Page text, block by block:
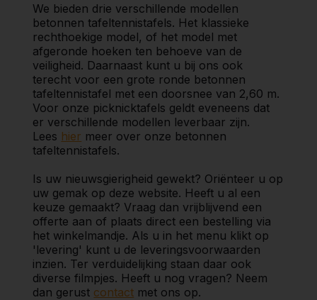
We bieden drie verschillende modellen
betonnen tafeltennistafels. Het klassieke
rechthoekige model, of het model met
afgeronde hoeken ten behoeve van de
veiligheid. Daarnaast kunt u bij ons ook
terecht voor een grote ronde betonnen
tafeltennistafel met een doorsnee van 2,60 m.
Voor onze picknicktafels geldt eveneens dat
er verschillende modellen leverbaar zijn.
Lees hier meer over onze betonnen
tafeltennistafels.
Is uw nieuwsgierigheid gewekt? Oriënteer u op
uw gemak op deze website. Heeft u al een
keuze gemaakt? Vraag dan vrijblijvend een
offerte aan of plaats direct een bestelling via
het winkelmandje. Als u in het menu klikt op
'levering' kunt u de leveringsvoorwaarden
inzien. Ter verduidelijking staan daar ook
diverse filmpjes. Heeft u nog vragen? Neem
dan gerust contact met ons op.